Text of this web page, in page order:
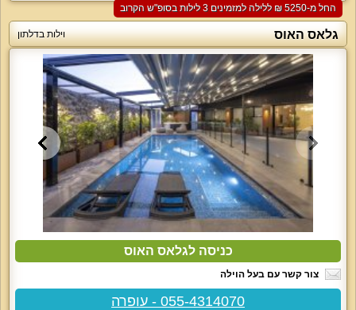
החל מ-‏5250 ₪ ללילה למזמינים 3 לילות בסופ"ש הקרוב
גלאס האוס וילות בדלתון
כניסה לגלאס האוס
צור קשר עם בעל הוילה
055-4314070 - עופרה